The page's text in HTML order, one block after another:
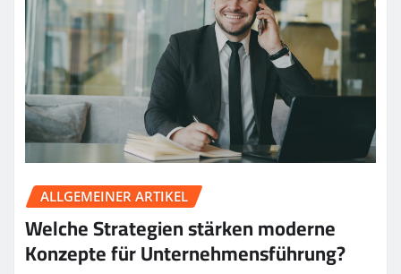
ALLGEMEINER ARTIKEL
Welche Strategien stärken moderne
Konzepte für Unternehmensführung?